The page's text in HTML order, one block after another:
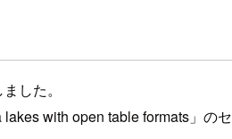
した。
with open table formats」のセ